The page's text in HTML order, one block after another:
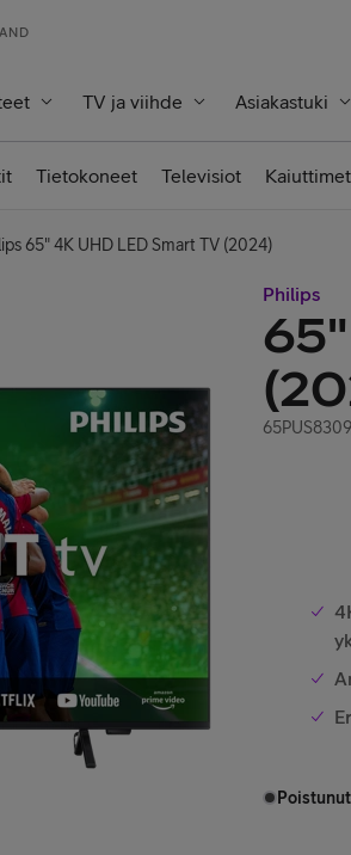
TV ja viihde Asiakastuki
Tietokoneet Televisiot Kaiuttimet
65" 4K UHD LED Smart TV (2024)
Philips